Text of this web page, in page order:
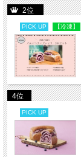
2位
PICK UP 【冷凍】
4位
PICK UP